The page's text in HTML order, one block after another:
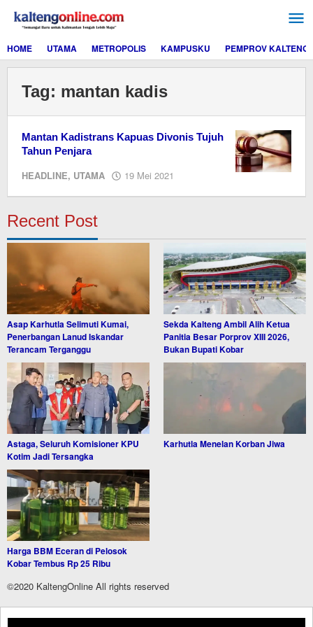
konten
HOME
UTAMA METROPOLIS KAMPUSKU PEMPROV KALTENG
Tag: mantan kadis
Mantan Kadistrans Kapuas Divonis Tujuh
Tahun Penjara
HEADLINE, UTAMA 19 Mei 2021
kaltengonline.com
Recent Post
Asap Karhutla Selimuti Kumai,
Penerbangan Lanud Iskandar
Terancam Terganggu
Sekda Kalteng Ambil Alih Ketua
Panitia Besar Porprov XIII 2026,
Bukan Bupati Kobar
Astaga, Seluruh Komisioner KPU
Kotim Jadi Tersangka
Karhutla Menelan Korban Jiwa
Harga BBM Eceran di Pelosok
Kobar Tembus Rp 25 Ribu
©2020 KaltengOnline All rights reserved